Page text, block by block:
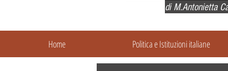
di M.Antonietta
Home Politica e Istituzioni italiane